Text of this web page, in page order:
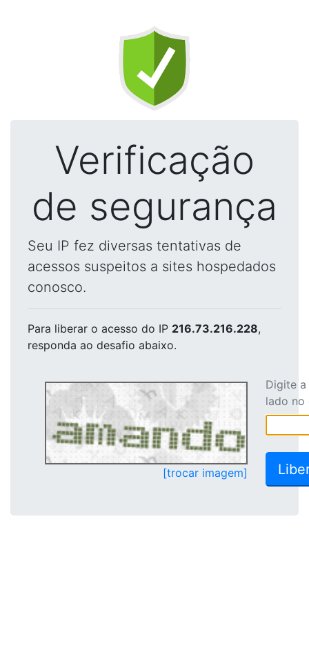
Verificação
de segurança
Seu IP fez diversas tentativas de
acessos suspeitos a sites hospedados
conosco.
Para liberar o acesso do IP 216.73.216.228,
responda ao desafio abaixo.
[trocar imagem]
Digite
lado no